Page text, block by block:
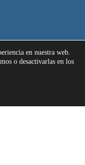
en nuestra web.
o desactivarlas en los